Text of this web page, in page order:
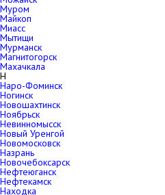
Муром
Майкоп
Миасс
Мытищи
Мурманск
Магнитогорск
Махачкала
Н
Наро-Фоминск
Ногинск
Новошахтинск
Ноябрьск
Невинномысск
Новый Уренгой
Новомосковск
Назрань
Новочебоксарск
Нефтеюганск
Нефтекамск
Находка